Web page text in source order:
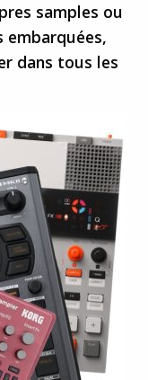
samples ou
embarquées,
dans tous les